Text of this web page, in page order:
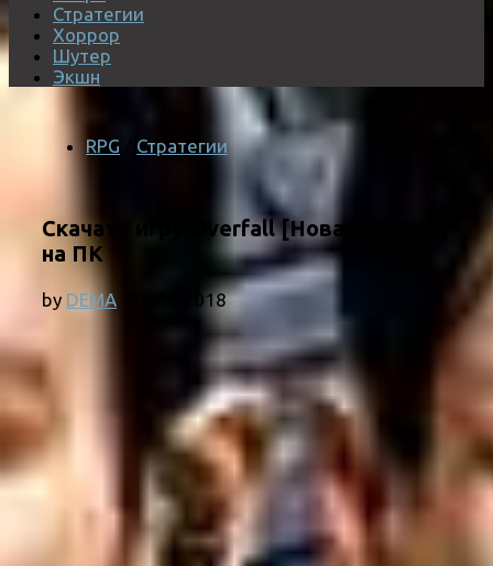
Стратегии
Хоррор
Шутер
Экшн
RPG Стратегии
Скачать игру Overfall [Новая Версия]
на ПК
by DEMA 21.01.2018